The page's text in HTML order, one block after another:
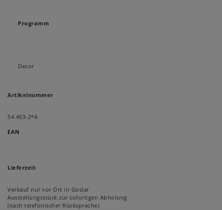
Programm
Decor
Artikelnummer
54.403-2*A
EAN
Lieferzeit
Verkauf nur vor Ort in Goslar
Ausstellungsstück zur sofortigen Abholung
(nach telefonischer Rücksprache)